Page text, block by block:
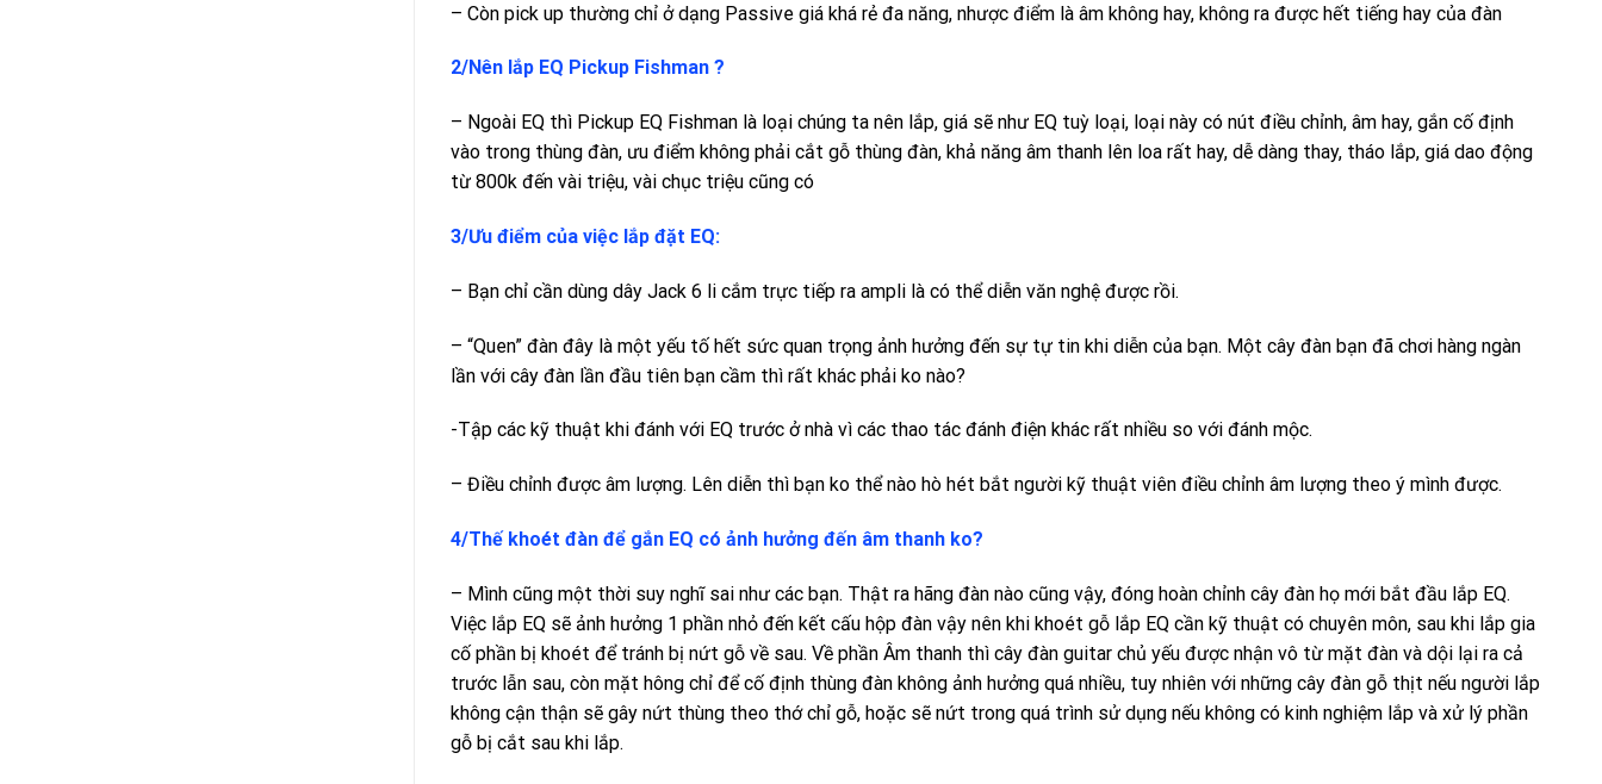
– Còn pick up thường chỉ ở dạng Passive giá khá rẻ đa năng, nhược điểm là âm không hay, không ra được hết tiếng hay của đàn
2/Nên lắp EQ Pickup Fishman ?
– Ngoài EQ thì Pickup EQ Fishman là loại chúng ta nên lắp, giá sẽ như EQ tuỳ loại, loại này có nút điều chỉnh, âm hay, gắn cố định
vào trong thùng đàn, ưu điểm không phải cắt gỗ thùng đàn, khả năng âm thanh lên loa rất hay, dễ dàng thay, tháo lắp, giá dao động
từ 800k đến vài triệu, vài chục triệu cũng có
3/Ưu điểm của việc lắp đặt EQ:
– Bạn chỉ cần dùng dây Jack 6 li cắm trực tiếp ra ampli là có thể diễn văn nghệ được rồi.
– “Quen” đàn đây là một yếu tố hết sức quan trọng ảnh hưởng đến sự tự tin khi diễn của bạn. Một cây đàn bạn đã chơi hàng ngàn
lần với cây đàn lần đầu tiên bạn cầm thì rất khác phải ko nào?
-Tập các kỹ thuật khi đánh với EQ trước ở nhà vì các thao tác đánh điện khác rất nhiều so với đánh mộc.
– Điều chỉnh được âm lượng. Lên diễn thì bạn ko thể nào hò hét bắt người kỹ thuật viên điều chỉnh âm lượng theo ý mình được.
4/Thế khoét đàn để gắn EQ có ảnh hưởng đến âm thanh ko?
– Mình cũng một thời suy nghĩ sai như các bạn. Thật ra hãng đàn nào cũng vậy, đóng hoàn chỉnh cây đàn họ mới bắt đầu lắp EQ.
Việc lắp EQ sẽ ảnh hưởng 1 phần nhỏ đến kết cấu hộp đàn vậy nên khi khoét gỗ lắp EQ cần kỹ thuật có chuyên môn, sau khi lắp gia
cố phần bị khoét để tránh bị nứt gỗ về sau. Về phần Âm thanh thì cây đàn guitar chủ yếu được nhận vô từ mặt đàn và dội lại ra cả
trước lẫn sau, còn mặt hông chỉ để cố định thùng đàn không ảnh hưởng quá nhiều, tuy nhiên với những cây đàn gỗ thịt nếu người lắp
không cận thận sẽ gây nứt thùng theo thớ chỉ gỗ, hoặc sẽ nứt trong quá trình sử dụng nếu không có kinh nghiệm lắp và xử lý phần
gỗ bị cắt sau khi lắp.